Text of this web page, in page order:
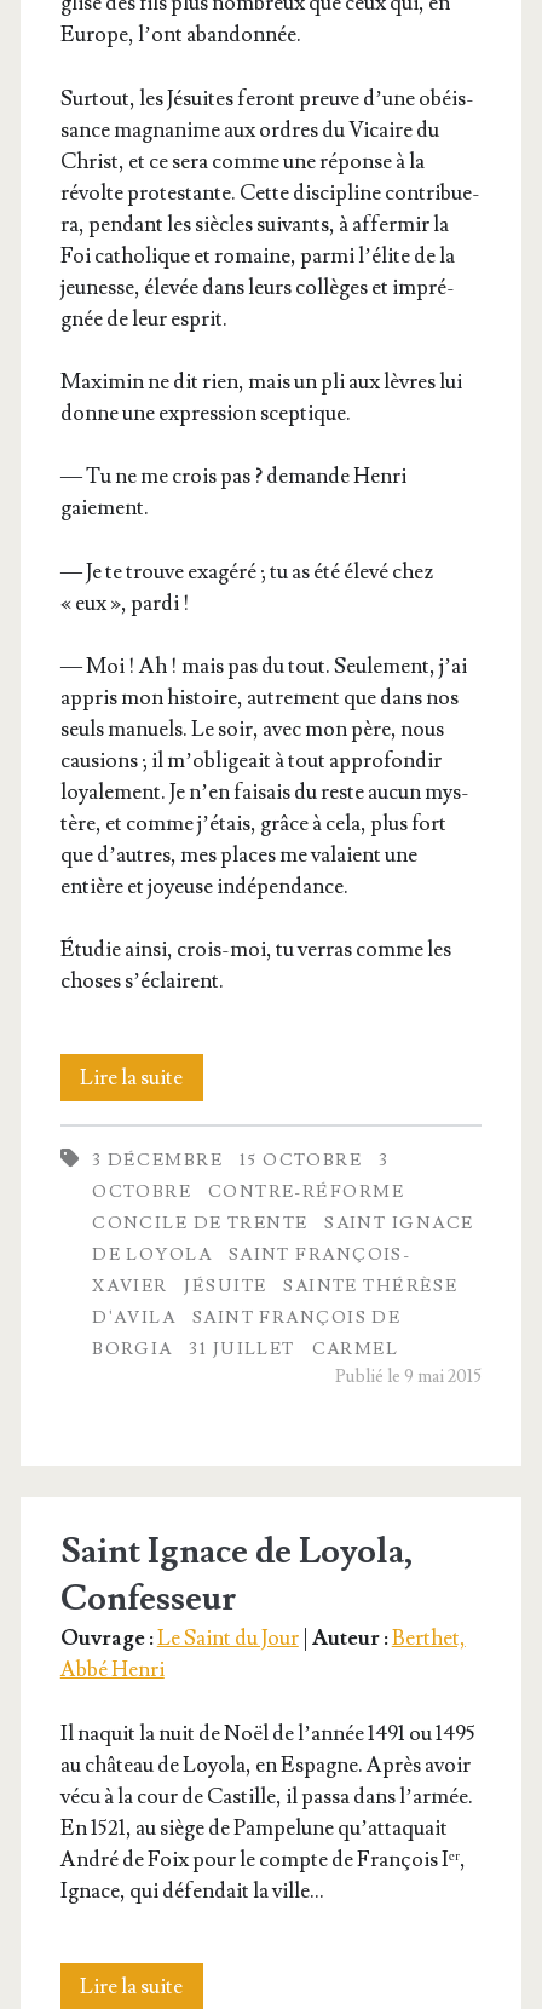
Europe, l’ont abandonnée.
Sur­tout, les Jésuites feront preuve d’une obéis­
sance magna­nime aux ordres du Vicaire du
Christ, et ce sera comme une réponse à la
révolte pro­tes­tante. Cette dis­ci­pline contri­bue­
ra, pen­dant les siècles sui­vants, à affer­mir la
Foi catho­lique et romaine, par­mi l’é­lite de la
jeu­nesse, éle­vée dans leurs col­lèges et impré­
gnée de leur esprit.
Maxi­min ne dit rien, mais un pli aux lèvres lui
donne une expres­sion sceptique.
— Tu ne me crois pas ? demande Hen­ri
gaiement.
— Je te trouve exa­gé­ré ; tu as été éle­vé chez
« eux », pardi !
— Moi ! Ah ! mais pas du tout. Seule­ment, j’ai
appris mon his­toire, autre­ment que dans nos
seuls manuels. Le soir, avec mon père, nous
cau­sions ; il m’o­bli­geait à tout appro­fon­dir
loya­le­ment. Je n’en fai­sais du reste aucun mys­
tère, et comme j’é­tais, grâce à cela, plus fort
que d’autres, mes places me valaient une
entière et joyeuse indépendance.
Étu­die ain­si, crois-moi, tu ver­ras comme les
choses s’éclairent.
Lire la suiteLa
Réforme
catholique
3 DÉCEMBRE 15 OCTOBRE
3
OCTOBRE
CONTRE-RÉFORME
CONCILE DE TRENTE
SAINT IGNACE
DE LOYOLA
SAINT FRANÇOIS-
XAVIER
JÉSUITE
SAINTE THÉRÈSE
D'AVILA
SAINT FRANÇOIS DE
BORGIA
31 JUILLET
CARMEL
Publié le 9 mai 2015
Saint Ignace de Loyola,
Confesseur
Ouvrage :Le Saint du Jour| Auteur :Berthet,
Abbé Henri
Il naquit la nuit de Noël de l’an­née 1491 ou 1495
au châ­teau de Loyo­la, en Espagne. Après avoir
vécu à la cour de Cas­tille, il pas­sa dans l’ar­mée.
En 1521, au siège de Pam­pe­lune qu’at­ta­quait
André de Foix pour le compte de Fran­çois Iᵉʳ,
Ignace, qui défen­dait la ville…
Lire la suiteSaint